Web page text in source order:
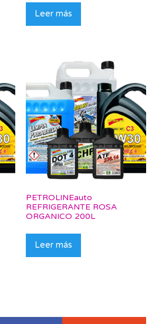
Leer más
PETROLINEauto
REFRIGERANTE ROSA
ORGANICO 200L
Leer más